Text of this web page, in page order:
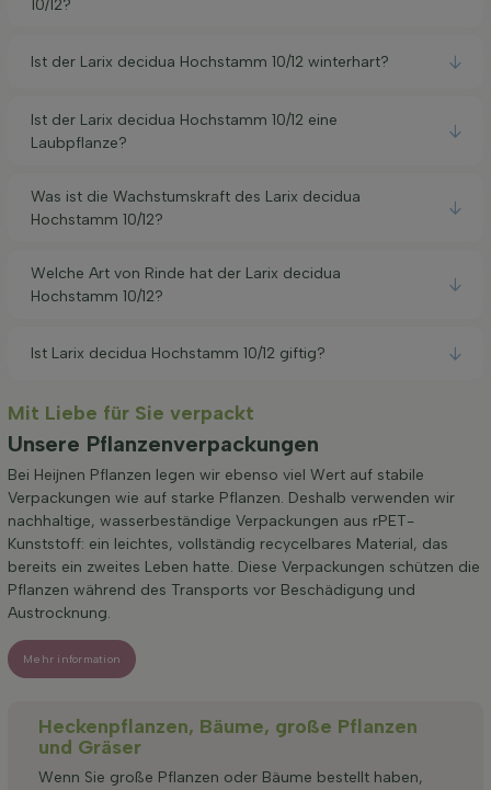
10/12?
Ist der Larix decidua Hochstamm 10/12 winterhart?
Ist der Larix decidua Hochstamm 10/12 eine
Laubpflanze?
Was ist die Wachstumskraft des Larix decidua
Hochstamm 10/12?
Welche Art von Rinde hat der Larix decidua
Hochstamm 10/12?
Ist Larix decidua Hochstamm 10/12 giftig?
Mit Liebe für Sie verpackt
Unsere Pflanzenverpackungen
Bei Heijnen Pflanzen legen wir ebenso viel Wert auf stabile
Verpackungen wie auf starke Pflanzen. Deshalb verwenden wir
nachhaltige, wasserbeständige Verpackungen aus rPET-
Kunststoff: ein leichtes, vollständig recycelbares Material, das
bereits ein zweites Leben hatte. Diese Verpackungen schützen die
Pflanzen während des Transports vor Beschädigung und
Austrocknung.
Mehr information
Heckenpflanzen, Bäume, große Pflanzen
und Gräser
Wenn Sie große Pflanzen oder Bäume bestellt haben,